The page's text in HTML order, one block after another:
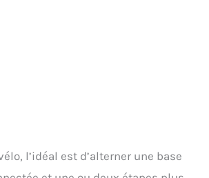
l’idéal est d’alterner une base